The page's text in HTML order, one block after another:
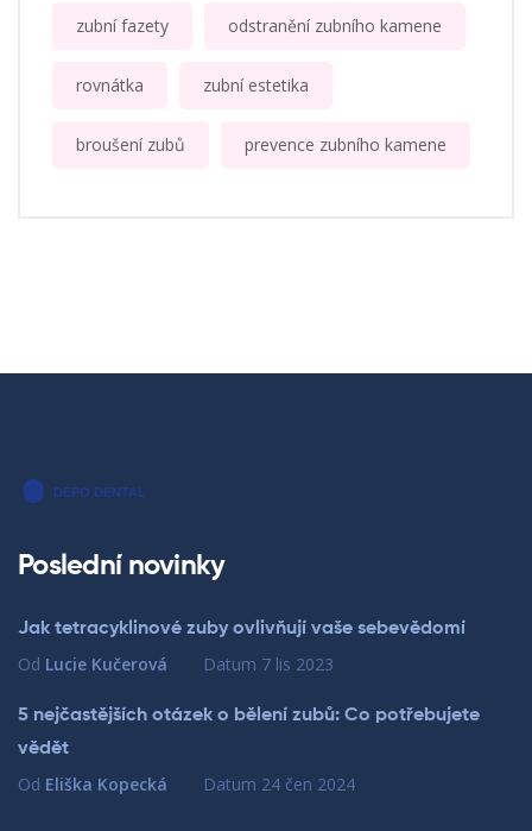
zubní fazety odstranění zubního kamene
rovnátka zubní estetika
broušení zubů prevence zubního kamene
Poslední novinky
Jak tetracyklinové zuby ovlivňují vaše sebevědomí
Od Lucie Kučerová Datum 7 lis 2023
5 nejčastějších otázek o bělení zubů: Co potřebujete
vědět
Od Eliška Kopecká Datum 24 čen 2024